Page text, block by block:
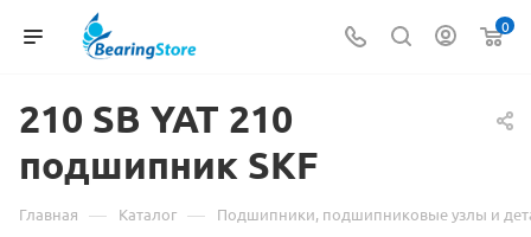
0
210 Материал
о
товаре
SB YAT 210
подшипник SKF
Главная — Каталог — Подшипники, подшипниковые узлы и